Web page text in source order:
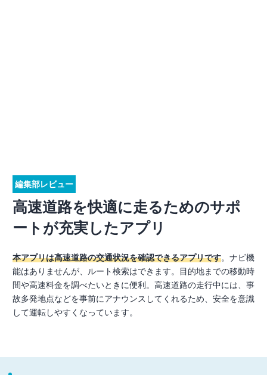
編集部レビュー
高速道路を快適に走るためのサポ
ートが充実したアプリ
本アプリは高速道路の交通状況を確認できるアプリです。ナビ機
能はありませんが、ルート検索はできます。目的地までの移動時
間や高速料金を調べたいときに便利。高速道路の走行中には、事
故多発地点などを事前にアナウンスしてくれるため、安全を意識
して運転しやすくなっています。